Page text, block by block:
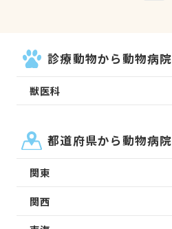
診療動物から動物病
獣医科
都道府県から動物病
関東
関西